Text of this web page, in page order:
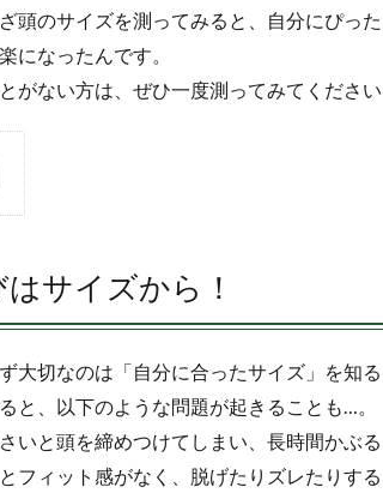
頭のサイズを測ってみると、自分にぴっ
になったんです。
がない方は、ぜひ一度測ってみてください
サイズから！
大切なのは「自分に合ったサイズ」を知
と、以下のような問題が起きることも…。
いと頭を締めつけてしまい、長時間かぶる
フィット感がなく、脱げたりズレたりする